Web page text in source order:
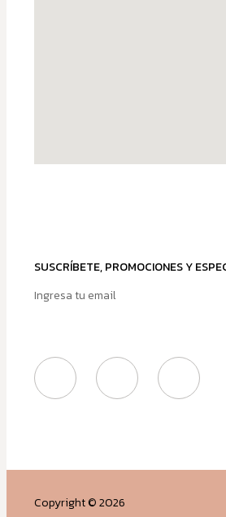
SUSCRÍBETE, PROMOCIONES Y
Copyright © 2026